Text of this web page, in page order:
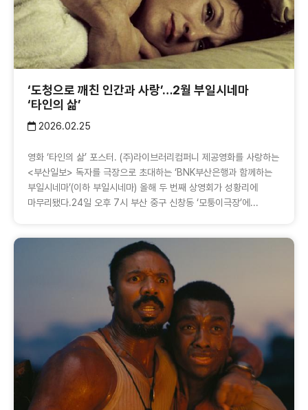
‘도청으로 깨친 인간과 사랑’…2월 부일시네마
‘타인의 삶’
2026.02.25
영화 ‘타인의 삶’ 포스터. (주)라이브러리컴퍼니 제공영화를 사랑하는
<부산일보> 독자를 극장으로 초대하는 ‘BNK부산은행과 함께하는
부일시네마’(이하 부일시네마) 올해 두 번째 상영회가 성황리에
마무리됐다.24일 오후 7시 부산 중구 신창동 ‘모퉁이극장’에...